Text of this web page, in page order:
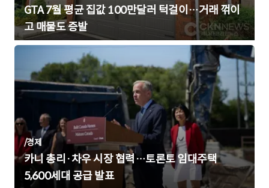
GTA 7월 평균 집값 100만달러 턱걸이…거래 꺾이
고 매물도 증발
/경제
카니 총리·차우 시장 협력…토론토 임대주택
5,600세대 공급 발표